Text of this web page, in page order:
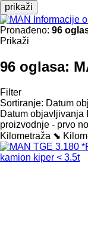
prikaži
Informacije
Pronađeno: 96
Prikaži
96 oglasa:
Filter
Sortiranje: Datum
Datum objavljivanja
proizvodnje - prvo
Kilometraža ⬊